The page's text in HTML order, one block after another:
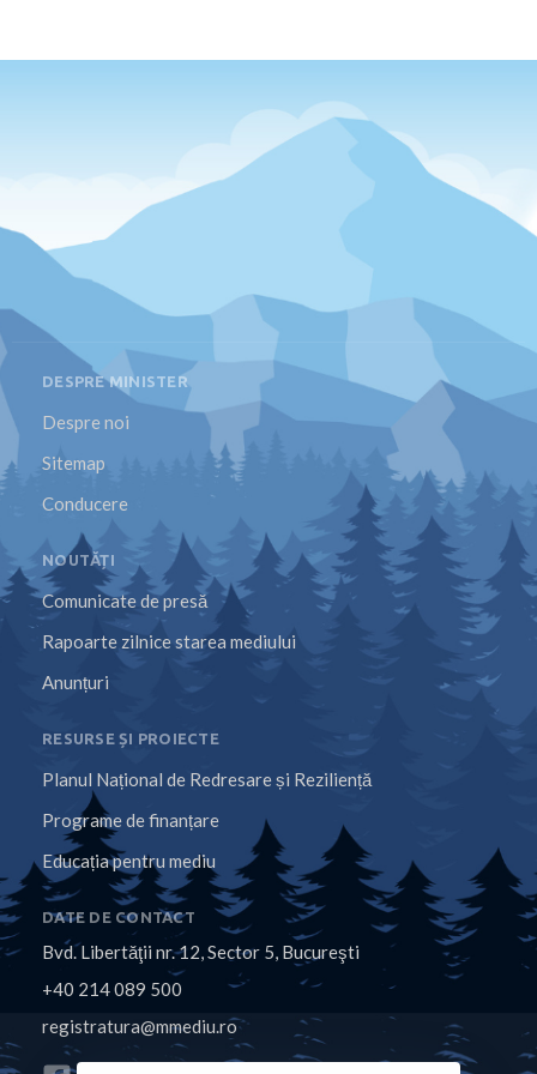
DESPRE MINISTER
Despre noi
Sitemap
Conducere
NOUTĂȚI
Comunicate de presă
Rapoarte zilnice starea mediului
Anunțuri
RESURSE ȘI PROIECTE
Planul Național de Redresare și Reziliență
Programe de finanțare
Educația pentru mediu
DATE DE CONTACT
Bvd. Libertăţii nr. 12, Sector 5, Bucureşti
+40 214 089 500
registratura@mmediu.ro